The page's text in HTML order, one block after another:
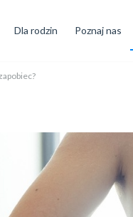
Dla rodzin Poznaj nas